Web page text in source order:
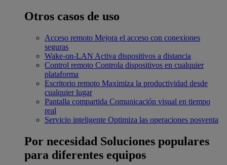
Otros casos de uso
Acceso remoto Mejora el acceso con conexiones
seguras
Wake-on-LAN Activa dispositivos a distancia
Control remoto Controla dispositivos en cualquier
plataforma
Escritorio remoto Maximiza la productividad desde
cualquier lugar
Pantalla compartida Comunicación visual en tiempo
real
Servicio inteligente Optimiza las operaciones posventa
Por necesidad Soluciones populares
para diferentes equipos